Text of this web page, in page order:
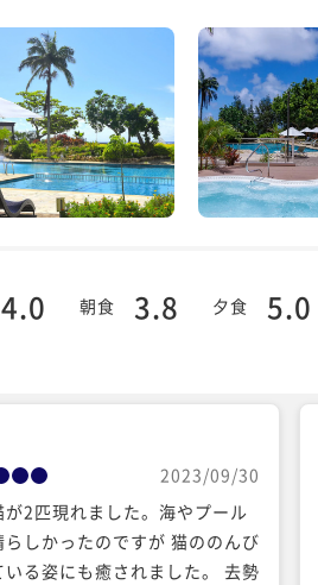
4.0 朝食 3.8 夕食 5.0
2023/09/30
2匹現れました。海やプール
らしかったのですが 猫ののんび
いる姿にも癒されました。 去勢